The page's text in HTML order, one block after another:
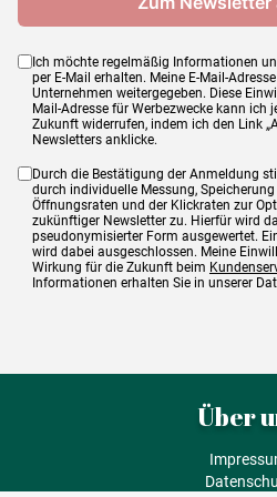
Ich möchte regelmäßig Informationen
per E-Mail erhalten. Meine E-Mail-
Unternehmen weitergegeben. Diese
Mail-Adresse für Werbezwecke kann ich
Zukunft widerrufen, indem ich den Link
Newsletters anklicke.
Durch die Bestätigung der Anmeldung
durch individuelle Messung,
Öffnungsraten und der Klickraten zur
zukünftiger Newsletter zu. Hierfür wird
pseudonymisierter Form ausgewertet.
wird dabei ausgeschlossen. Meine
Wirkung für die Zukunft beim
Informationen erhalten Sie in unserer
Über